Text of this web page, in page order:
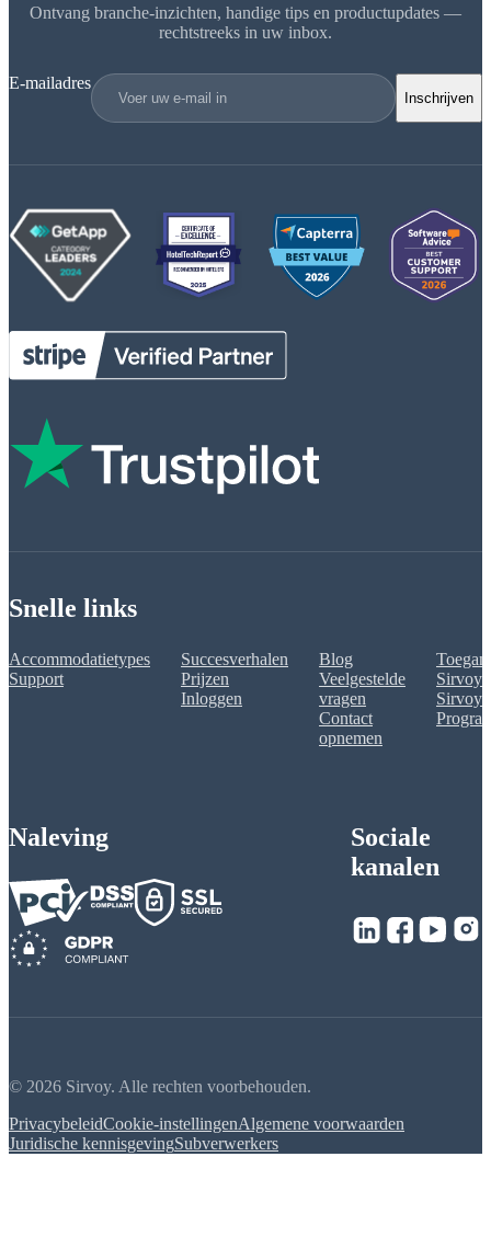
Ontvang branche-inzichten, handige tips en productupdates —
rechtstreeks in uw inbox.
E-mailadres
Inschrijven
Snelle links
Accommodatietypes
Support
Succesverhalen
Prijzen
Inloggen
Blog
Veelgestelde
vragen
Contact
opnemen
Sirvoy
Sirvoy
Naleving
Sociale
kanalen
© 2026 Sirvoy. Alle rechten voorbehouden.
PrivacybeleidCookie-instellingenAlgemene voorwaarden
Juridische kennisgevingSubverwerkers